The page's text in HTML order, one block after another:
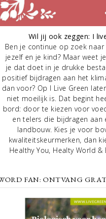
Wil jij ook zeggen: I
Ben je continue op zoek
jezelf en je kind? Maar weet
je dat doet in je drukke
positief bijdragen aan het
dan voor? Op I Live Green
niet moeilijk is. Dat begint
bord: door te kiezen voor
en telers die bijdragen aan
landbouw. Kies je voor
kwaliteitskeurmerken, dan
Healthy You, Healty World
FAN: ONTVANG